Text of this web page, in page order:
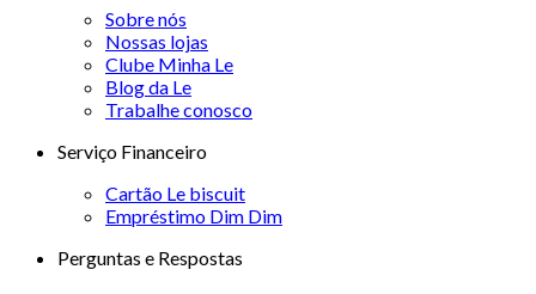
Sobre nós
Nossas lojas
Clube Minha Le
Blog da Le
Trabalhe conosco
Serviço Financeiro
Cartão Le biscuit
Empréstimo Dim Dim
Perguntas e Respostas